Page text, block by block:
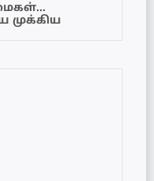
முக்கிய